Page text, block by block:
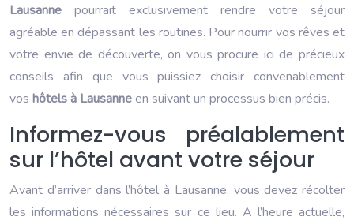
Lausanne pourrait exclusivement rendre votre séjour
agréable en dépassant les routines. Pour nourrir vos rêves et
votre envie de découverte, on vous procure ici de précieux
conseils afin que vous puissiez choisir convenablement
vos hôtels à Lausanneen suivant un processus bien précis.
Informez-vous préalablement
sur l’hôtel avant votre séjour
Avant d’arriver dans l’hôtel à Lausanne, vous devez récolter
les informations nécessaires sur ce lieu. A l’heure actuelle,